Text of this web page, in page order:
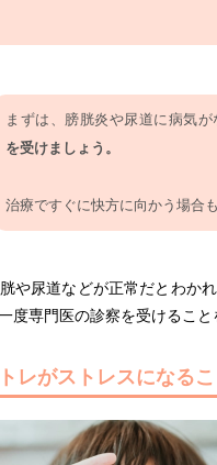
まずは、膀胱炎や尿道に病気が
を受けましょう。
治療ですぐに快方に向かう場合
や尿道などが正常だとわか
度専門医の診察を受けること
レがストレスになる